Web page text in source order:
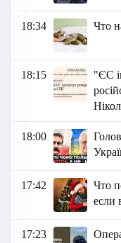
18:34 Что
18:15
"ЄС
18:00
17:42
Что
если
17:23